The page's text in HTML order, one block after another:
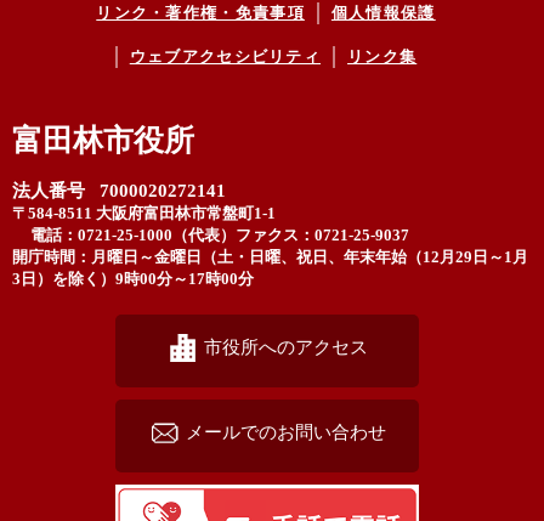
リンク・著作権・免責事項 個人情報保護
ウェブアクセシビリティ リンク集
富田林市役所
法人番号 7000020272141
〒584-8511 大阪府富田林市常盤町1-1
電話：0721-25-1000（代表） ファクス：0721-25-9037
開庁時間：月曜日～金曜日（土・日曜、祝日、年末年始（12月29日～1月
3日）を除く）9時00分～17時00分
市役所へのアクセス
メールでのお問い合わせ